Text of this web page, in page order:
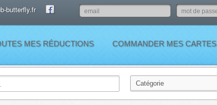
butterfly.fr
MES RÉDUCTIONS COMMANDER MES CARTES